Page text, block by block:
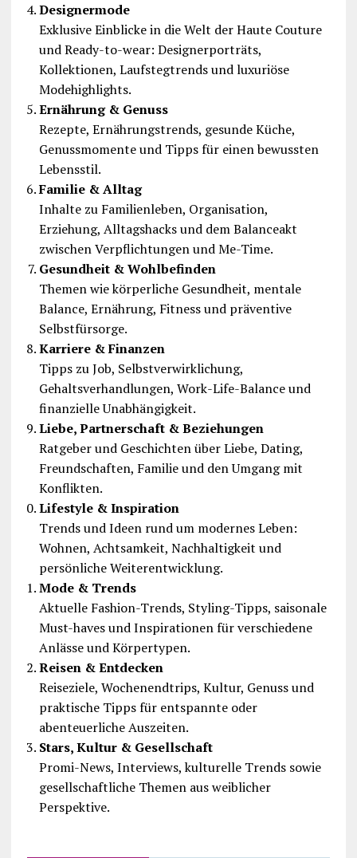
Designermode
Exklusive Einblicke in die Welt der Haute Couture
und Ready-to-wear: Designerporträts,
Kollektionen, Laufstegtrends und luxuriöse
Modehighlights.
Ernährung & Genuss
Rezepte, Ernährungstrends, gesunde Küche,
Genussmomente und Tipps für einen bewussten
Lebensstil.
Familie & Alltag
Inhalte zu Familienleben, Organisation,
Erziehung, Alltagshacks und dem Balanceakt
zwischen Verpflichtungen und Me-Time.
Gesundheit & Wohlbefinden
Themen wie körperliche Gesundheit, mentale
Balance, Ernährung, Fitness und präventive
Selbstfürsorge.
Karriere & Finanzen
Tipps zu Job, Selbstverwirklichung,
Gehaltsverhandlungen, Work-Life-Balance und
finanzielle Unabhängigkeit.
Liebe, Partnerschaft & Beziehungen
Ratgeber und Geschichten über Liebe, Dating,
Freundschaften, Familie und den Umgang mit
Konflikten.
Lifestyle & Inspiration
Trends und Ideen rund um modernes Leben:
Wohnen, Achtsamkeit, Nachhaltigkeit und
persönliche Weiterentwicklung.
Mode & Trends
Aktuelle Fashion-Trends, Styling-Tipps, saisonale
Must-haves und Inspirationen für verschiedene
Anlässe und Körpertypen.
Reisen & Entdecken
Reiseziele, Wochenendtrips, Kultur, Genuss und
praktische Tipps für entspannte oder
abenteuerliche Auszeiten.
Stars, Kultur & Gesellschaft
Promi-News, Interviews, kulturelle Trends sowie
gesellschaftliche Themen aus weiblicher
Perspektive.